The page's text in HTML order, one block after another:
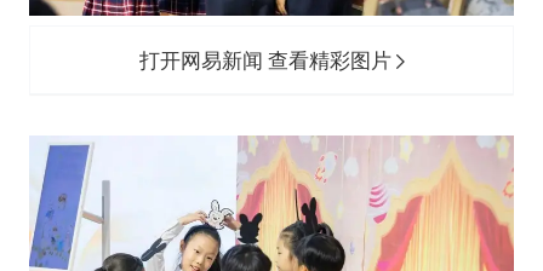
打开网易新闻 查看精彩图片